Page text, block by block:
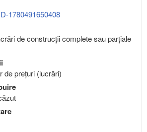
1780491650408
de construcţii complete sau parţiale
de prețuri (lucrări)